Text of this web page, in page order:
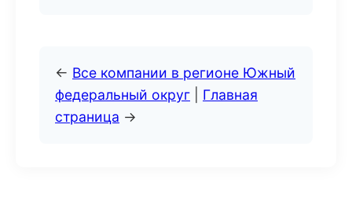
← Все компании в регионе Южный
федеральный округ
Главная
страница →